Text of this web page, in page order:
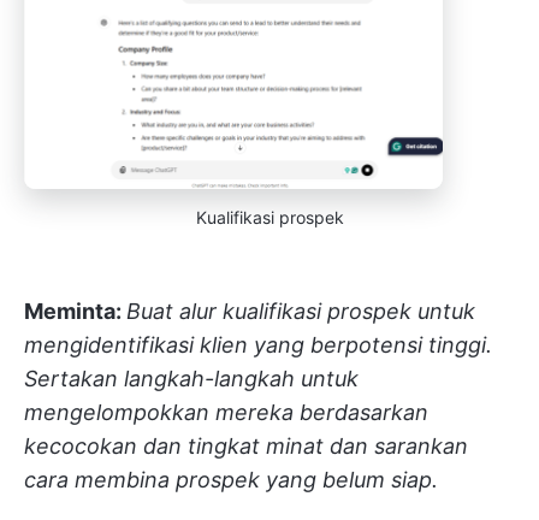
Kualifikasi prospek
Meminta: Buat alur kualifikasi prospek untuk
mengidentifikasi klien yang berpotensi tinggi.
Sertakan langkah-langkah untuk
mengelompokkan mereka berdasarkan
kecocokan dan tingkat minat dan sarankan
cara membina prospek yang belum siap.